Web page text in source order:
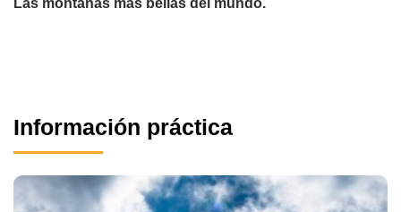
Información práctica